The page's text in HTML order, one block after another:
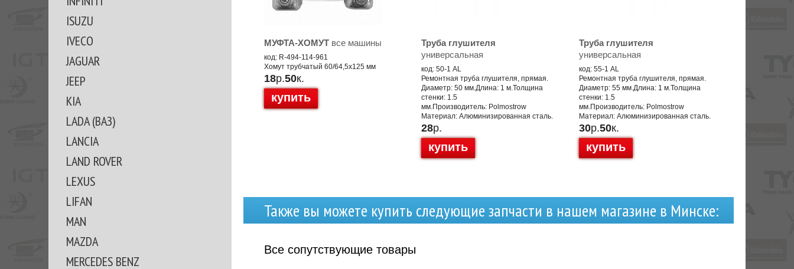
ISUZU
IVECO
JAGUAR
JEEP
KIA
LADA (ВАЗ)
LANCIA
LAND ROVER
LEXUS
LIFAN
MAN
MAZDA
MERCEDES BENZ
МУФТА-ХОМУТ все машины
код: R-494-114-961
Хомут трубчатый 60/64,5x125 мм
18р.50к.
купить
Труба глушителя
универсальная
код: 50-1 AL
Ремонтная труба глушителя, прямая.
Диаметр: 50 мм.Длина: 1 м.Толщина
стенки: 1.5
мм.Производитель: Polmostrow
Материал: Алюминизированная сталь.
28р.
купить
Труба глушителя
универсальная
код: 55-1 AL
Ремонтная труба глушителя, прямая.
Диаметр: 55 мм.Длина: 1 м.Толщина
стенки: 1.5
мм.Производитель: Polmostrow
Материал: Алюминизированная сталь.
30р.50к.
купить
Также вы можете купить следующие запчасти в нашем магазине в Минске:
Все сопутствующие товары